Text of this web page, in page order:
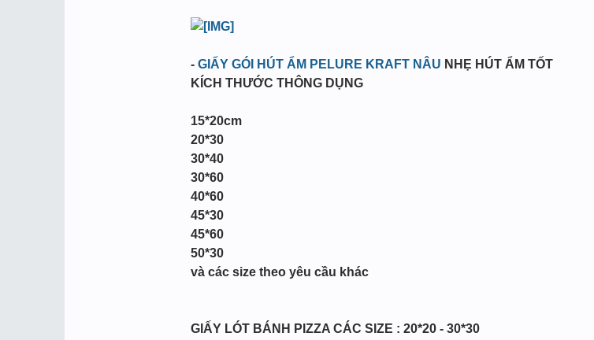
- GIẤY GÓI HÚT ẨM PELURE KRAFT NÂU NHẸ HÚT ẨM TỐT
KÍCH THƯỚC THÔNG DỤNG
15*20cm
20*30
30*40
30*60
40*60
45*30
45*60
50*30
và các size theo yêu cầu khác
GIẤY LÓT BÁNH PIZZA CÁC SIZE : 20*20 - 30*30